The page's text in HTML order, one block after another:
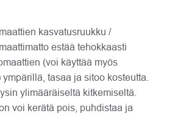
kasvatusruukku /
estää tehokkaasti
(voi käyttää myös
tasaa ja sitoo kosteutta.
ylimääräiseltä kitkemiseltä.
voi kerätä pois, puhdistaa ja